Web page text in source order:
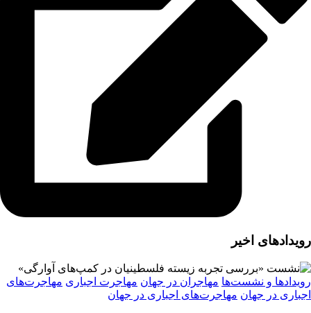
رویدادهای اخیر
رویدادها و نشست‌ها مهاجران در جهان مهاجرت اجباری مهاجرت‌های
اجباری در جهان مهاجرت‌های اجباری در جهان